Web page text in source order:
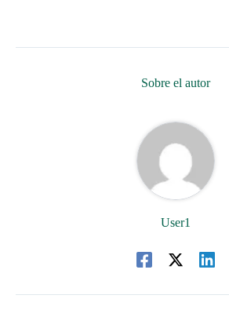
Sobre el autor
User1